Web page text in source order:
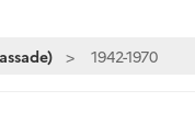
1942-1970